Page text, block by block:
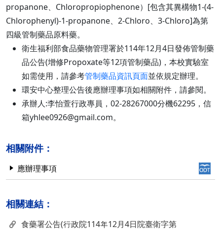
propanone、Chloropropiophenone）[包含其異構物1-(4-
Chlorophenyl)-1-propanone、2-Chloro、3-Chloro]為第
四級管制藥品原料藥。
衛生福利部食品藥物管理署於114年12月4日發佈管制藥
品公告(增修Propoxate等12項管制藥品)，本校實驗室
如需使用，請參考管制藥品資訊頁面並依規定辦理。
環安中心整理公告後應辦理事項如相關附件，請參閱。
承辦人:李怡萱行政專員，02-28267000分機62295，信
箱yhlee0926@gmail.com。
相關附件：
應辦理事項
相關連結：
食藥署公告(行政院114年12月4日院臺衛字第